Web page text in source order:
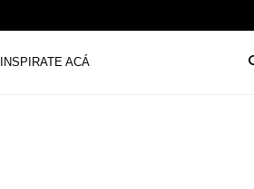
INSPIRATE ACÁ